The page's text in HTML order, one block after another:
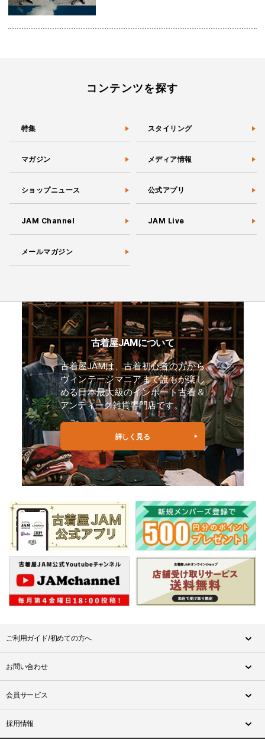
コンテンツを探す
特集 スタイリング
マガジン メディア情報
ショップニュース 公式アプリ
JAM Channel JAM Live
メールマガジン
古着屋JAMについて
古着屋JAMは、古着初心者の方から
ヴィンテージマニアまで誰もが楽し
める日本最大級のインポート古着＆
アンティーク雑貨専門店です。
詳しく見る
ご利用ガイド/初めての方へ
お問い合わせ
会員サービス
採用情報